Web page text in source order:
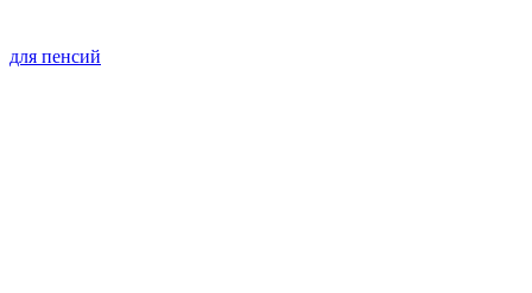
для пенсий